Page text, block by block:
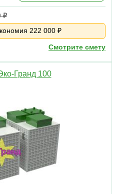
₽
222 000 ₽
Смотрите смету
Гранд 100